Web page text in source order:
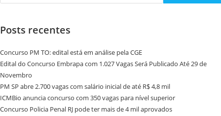
Posts recentes
Concurso PM TO: edital está em análise pela CGE
Edital do Concurso Embrapa com 1.027 Vagas Será Publicado Até 29 de
Novembro
PM SP abre 2.700 vagas com salário inicial de até R$ 4,8 mil
ICMBio anuncia concurso com 350 vagas para nível superior
Concurso Policia Penal RJ pode ter mais de 4 mil aprovados